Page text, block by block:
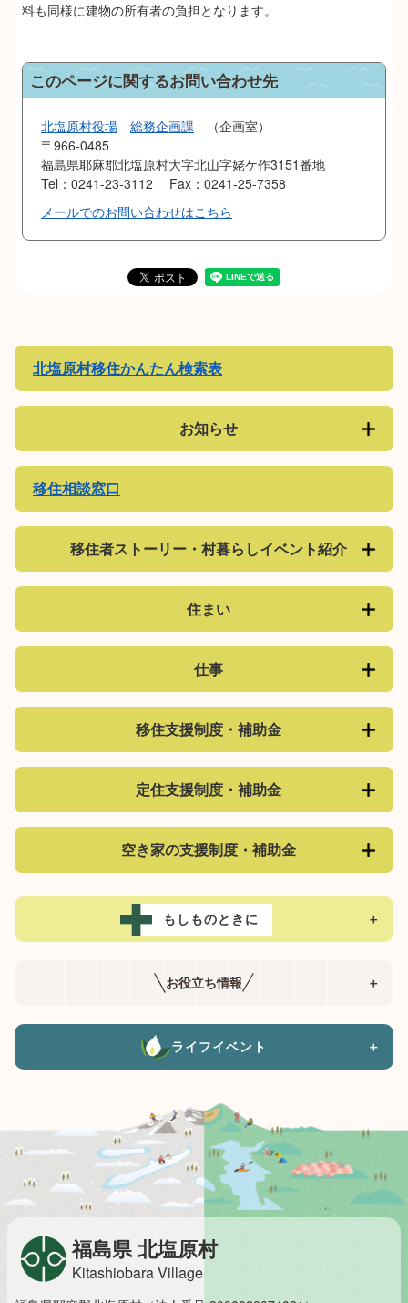
料も同様に建物の所有者の負担となります。
このページに関するお問い合わせ先
北塩原村役場 総務企画課
企画室
〒966-0485
福島県耶麻郡北塩原村大字北山字姥ケ作3151番地
Tel：0241-23-3112
Fax：0241-25-7358
メールでのお問い合わせはこちら
北塩原村移住かんたん検索表
お知らせ
移住相談窓口
移住者ストーリー・村暮らしイベント紹介
住まい
仕事
移住支援制度・補助金
定住支援制度・補助金
空き家の支援制度・補助金
もしものときに ＋
お役立ち情報 ＋
ライフイベント ＋
福島県 北塩原村
Kitashiobara Village